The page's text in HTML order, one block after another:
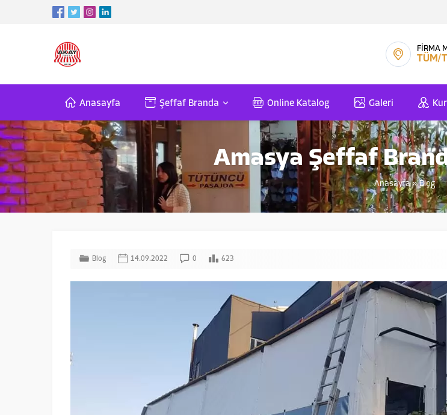
FİRMA
TÜM/
Anasayfa Şeffaf Branda Online Katalog Galeri
Amasya Şeffaf
Anasayfa»Blog
Blog 14.09.2022 0 623